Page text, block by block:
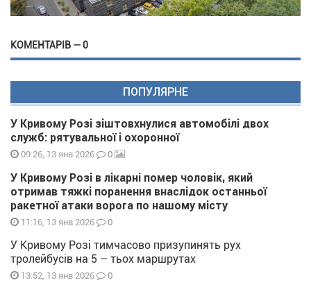
КОМЕНТАРІВ — 0
ПОПУЛЯРНЕ
У Кривому Розі зіштовхнулися автомобілі двох
служб: рятувальної і охоронної
09:26, 13 янв 2026 0
У Кривому Розі в лікарні помер чоловік, який
отримав тяжкі поранення внаслідок останньої
ракетної атаки ворога по нашому місту
11:16, 13 янв 2026 0
У Кривому Розі тимчасово призупинять рух
тролейбусів на 5 – тьох маршрутах
13:52, 13 янв 2026 0